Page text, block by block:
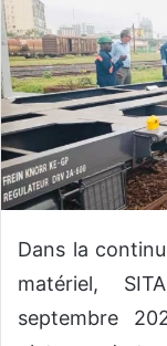
o
y
e
r
u
n
c
u
i
Dans la
matériel,
septembre